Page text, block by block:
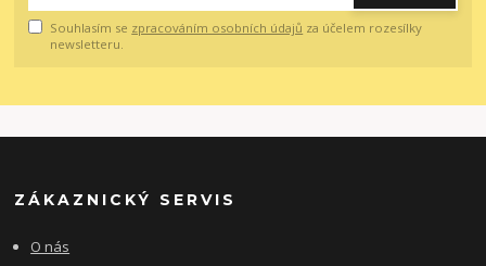
Souhlasím se zpracováním osobních údajů za účelem rozesílky
newsletteru.
ZÁKAZNICKÝ SERVIS
O nás